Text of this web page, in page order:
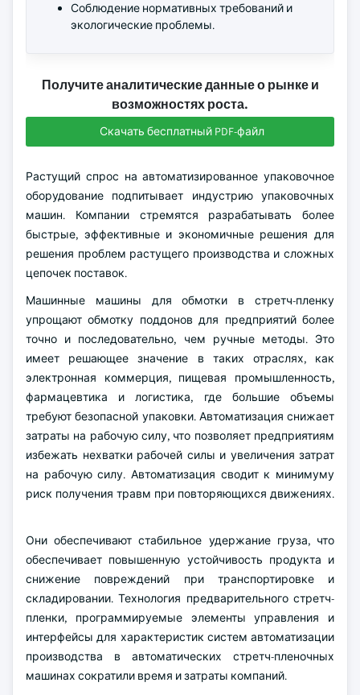
Соблюдение нормативных требований и
экологические проблемы.
Получите аналитические данные о рынке и
возможностях роста.
Скачать бесплатный PDF-файл
Растущий спрос на автоматизированное упаковочное
оборудование подпитывает индустрию упаковочных
машин. Компании стремятся разрабатывать более
быстрые, эффективные и экономичные решения для
решения проблем растущего производства и сложных
цепочек поставок.
Машинные машины для обмотки в стретч-пленку
упрощают обмотку поддонов для предприятий более
точно и последовательно, чем ручные методы. Это
имеет решающее значение в таких отраслях, как
электронная коммерция, пищевая промышленность,
фармацевтика и логистика, где большие объемы
требуют безопасной упаковки. Автоматизация снижает
затраты на рабочую силу, что позволяет предприятиям
избежать нехватки рабочей силы и увеличения затрат
на рабочую силу. Автоматизация сводит к минимуму
риск получения травм при повторяющихся движениях.
Они обеспечивают стабильное удержание груза, что
обеспечивает повышенную устойчивость продукта и
снижение повреждений при транспортировке и
складировании. Технология предварительного стретч-
пленки, программируемые элементы управления и
интерфейсы для характеристик систем автоматизации
производства в автоматических стретч-пленочных
машинах сократили время и затраты компаний.